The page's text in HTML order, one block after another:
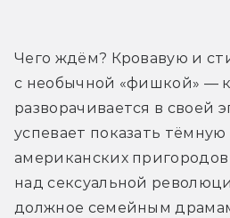
Чего ждём? Кровавую и
с необычной «фишкой» —
разворачивается в своей
успевает показать тёмную
американских пригородов
над сексуальной
должное семейным